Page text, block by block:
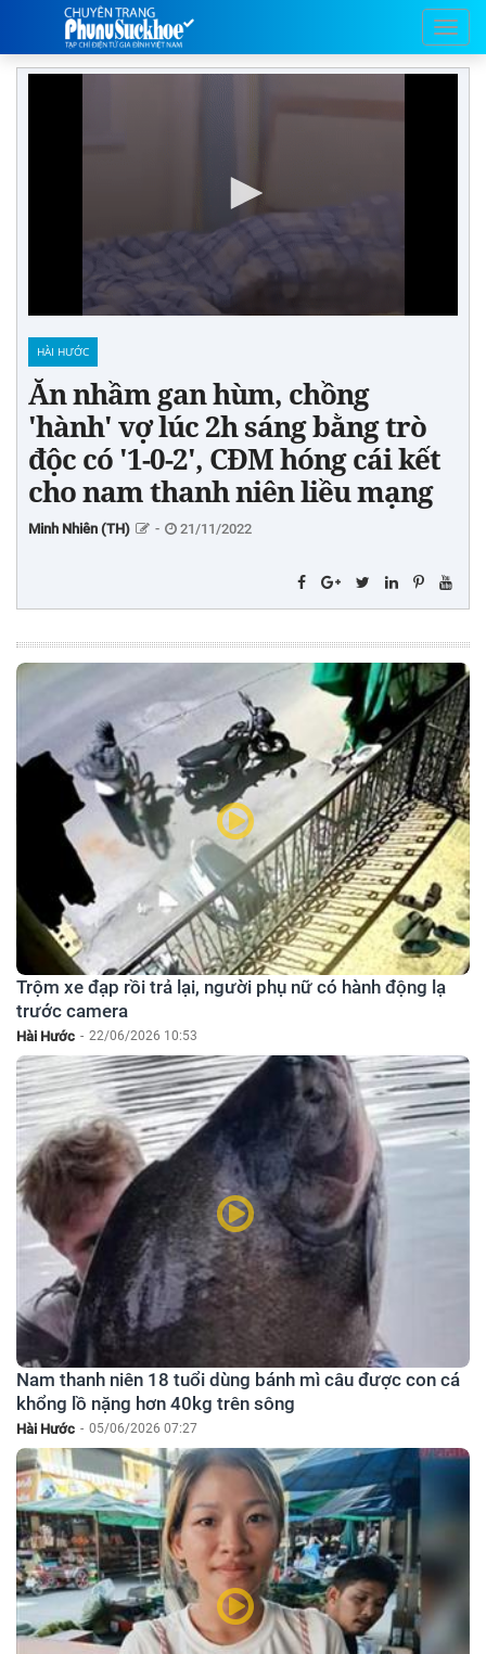
HÀI HƯỚC
Ăn nhầm gan hùm, chồng
'hành' vợ lúc 2h sáng bằng trò
độc có '1-0-2', CĐM hóng cái kết
cho nam thanh niên liều mạng
Minh Nhiên (TH) - 21/11/2022
Trộm xe đạp rồi trả lại, người phụ nữ có hành động lạ
trước camera
Hài Hước - 22/06/2026 10:53
Nam thanh niên 18 tuổi dùng bánh mì câu được con cá
khổng lồ nặng hơn 40kg trên sông
Hài Hước - 05/06/2026 07:27